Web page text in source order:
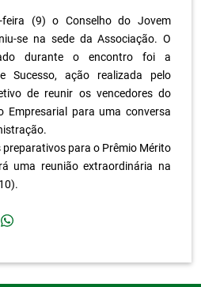
(9) o Conselho do Jovem
se na sede da Associação. O
durante o encontro foi a
Sucesso, ação realizada pelo
de reunir os vencedores do
Empresarial para uma conversa
preparativos para o Prêmio Mérito
uma reunião extraordinária na